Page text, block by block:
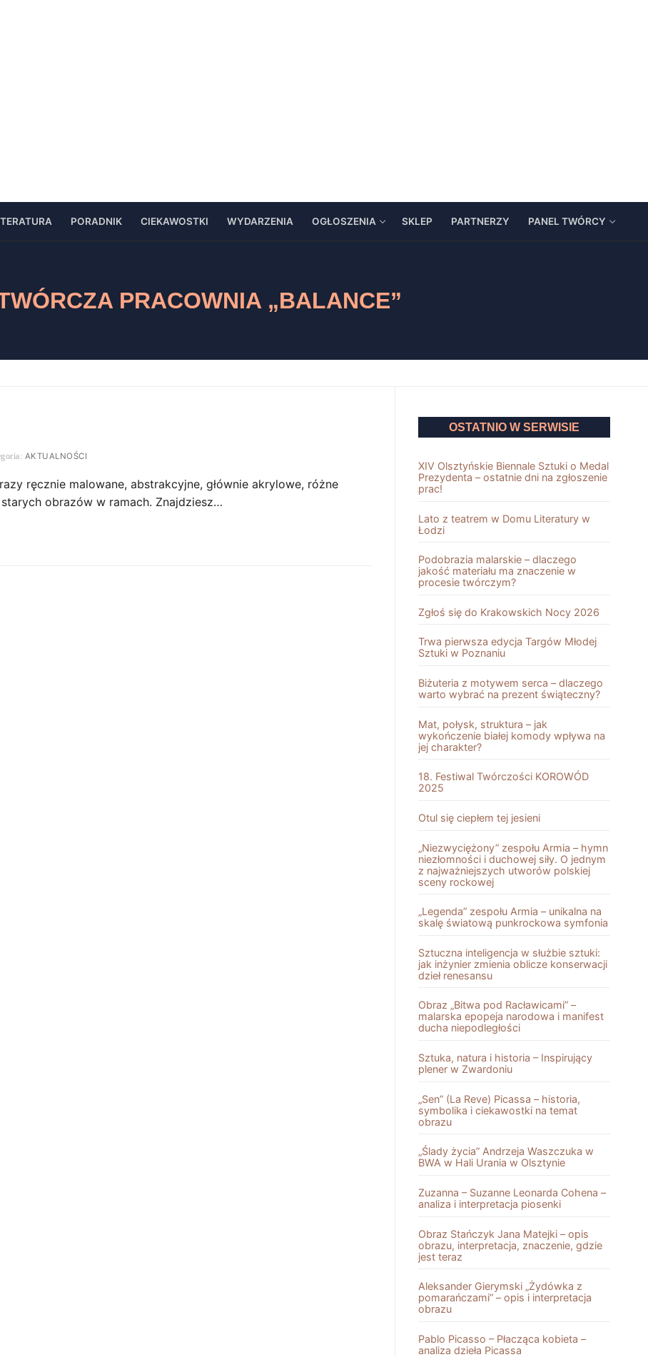
PORADNIK CIEKAWOSTKI WYDARZENIA OGŁOSZENIA SKLEP PARTNERZY PANEL TWÓRCY
PRACOWNIA „BALANCE”
AKTUALNOŚCI
ręcznie malowane, abstrakcyjne, głównie akrylowe, różne
obrazów w ramach. Znajdziesz…
OSTATNIO W SERWISIE
XIV Olsztyńskie Biennale Sztuki o Medal
Prezydenta – ostatnie dni na zgłoszenie
prac!
Lato z teatrem w Domu Literatury w
Łodzi
Podobrazia malarskie – dlaczego
jakość materiału ma znaczenie w
procesie twórczym?
Zgłoś się do Krakowskich Nocy 2026
Trwa pierwsza edycja Targów Młodej
Sztuki w Poznaniu
Biżuteria z motywem serca – dlaczego
warto wybrać na prezent świąteczny?
Mat, połysk, struktura – jak
wykończenie białej komody wpływa na
jej charakter?
18. Festiwal Twórczości KOROWÓD
2025
Otul się ciepłem tej jesieni
„Niezwyciężony” zespołu Armia – hymn
niezłomności i duchowej siły. O jednym
z najważniejszych utworów polskiej
sceny rockowej
„Legenda” zespołu Armia – unikalna na
skalę światową punkrockowa symfonia
Sztuczna inteligencja w służbie sztuki:
jak inżynier zmienia oblicze konserwacji
dzieł renesansu
Obraz „Bitwa pod Racławicami” –
malarska epopeja narodowa i manifest
ducha niepodległości
Sztuka, natura i historia – Inspirujący
plener w Zwardoniu
„Sen” (La Reve) Picassa – historia,
symbolika i ciekawostki na temat
obrazu
„Ślady życia” Andrzeja Waszczuka w
BWA w Hali Urania w Olsztynie
Zuzanna – Suzanne Leonarda Cohena –
analiza i interpretacja piosenki
Obraz Stańczyk Jana Matejki – opis
obrazu, interpretacja, znaczenie, gdzie
jest teraz
Aleksander Gierymski „Żydówka z
pomarańczami” – opis i interpretacja
obrazu
Pablo Picasso – Płacząca kobieta –
analiza dzieła Picassa